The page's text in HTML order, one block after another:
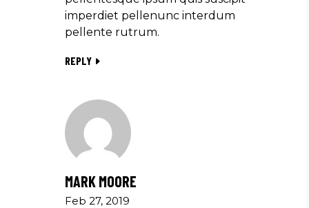
imperdiet pellenunc interdum
pellente rutrum.
REPLY
MARK MOORE
Feb 27, 2019